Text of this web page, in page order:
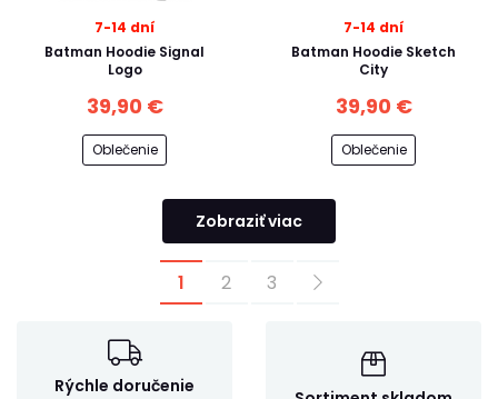
7-14 dní
Batman Hoodie Signal
Logo
39,90 €
Oblečenie
7-14 dní
Batman Hoodie Sketch
City
39,90 €
Oblečenie
Zobraziť viac
1 2 3
Rýchle doručenie